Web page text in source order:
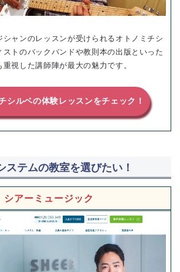
シャンのレッスンが受けられるオトノミチシ
ストのバックバンドや教則本の出版といった
視した講師陣が最大の魅力です。
シルベの体験レッスンをチェック！
ステムの教室を選びたい！
シアーミュージック